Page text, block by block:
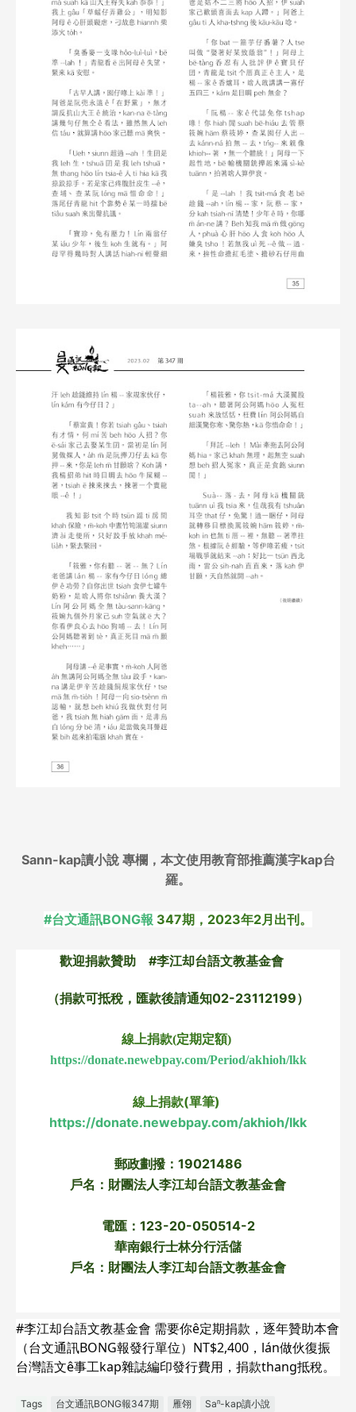
Sann-kap讀小說 專欄， 本文使用教育部推薦漢字kap台
羅。
#台文通訊BONG報 347期，2023年2月出刊。
歡迎捐款贊助　#李江却台語文教基金會
（捐款可抵稅，匯款後請通知02-23112199）
https://donate.newebpay.com/Period/akhioh/lkk
https://donate.newebpay.com/akhioh/lkk
郵政劃撥：19021486
戶名：財團法人李江却台語文教基金會
電匯：123-20-050514-2
華南銀行士林分行活儲
戶名：財團法人李江却台語文教基金會
#李江却台語文教基金會 需要你ê定期捐款，逐年贊助本會
（台文通訊BONG報發行單位）NT$2,400，lán做伙復振
台灣語文ê事工kap雜誌編印發行費用，捐款thang抵稅。
Tags 台文通訊BONG報347期 雁翎 Saⁿ-kap讀小說